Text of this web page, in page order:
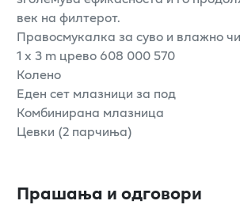
век на филтерот.
Правосмукалка за суво и влажно
1 x 3 m црево 608 000 570
Колено
Еден сет млазници за под
Комбинирана млазница
Цевки (2 парчиња)
Прашања и одговори